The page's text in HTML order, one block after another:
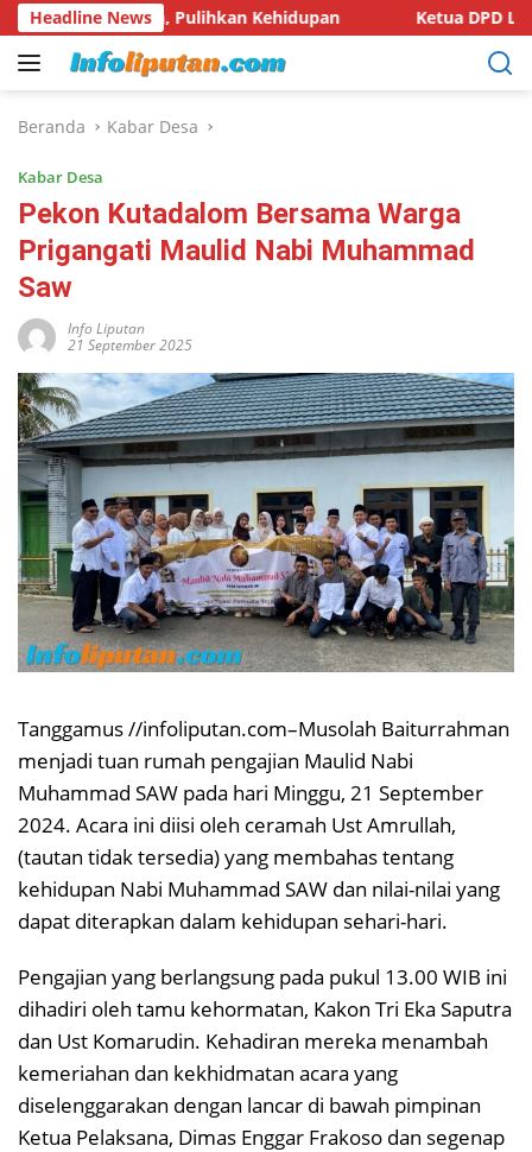
Langsung
ke
konten
Headline News
Pulihkan Kehidupan Ketua DPD LSM KPK RI
Beranda Kabar Desa
Kabar Desa
Pekon Kutadalom Bersama Warga
Prigangati Maulid Nabi Muhammad
Saw
Info Liputan
21 September 2025
Tanggamus //infoliputan.com–Musolah Baiturrahman
menjadi tuan rumah pengajian Maulid Nabi
Muhammad SAW pada hari Minggu, 21 September
2024. Acara ini diisi oleh ceramah Ust Amrullah,
(tautan tidak tersedia) yang membahas tentang
kehidupan Nabi Muhammad SAW dan nilai-nilai yang
dapat diterapkan dalam kehidupan sehari-hari.
Pengajian yang berlangsung pada pukul 13.00 WIB ini
dihadiri oleh tamu kehormatan, Kakon Tri Eka Saputra
dan Ust Komarudin. Kehadiran mereka menambah
kemeriahan dan kekhidmatan acara yang
diselenggarakan dengan lancar di bawah pimpinan
Ketua Pelaksana, Dimas Enggar Frakoso dan segenap